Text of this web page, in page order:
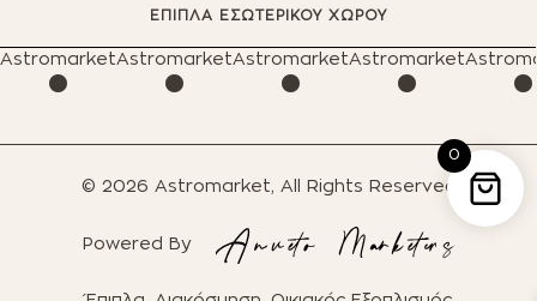
ΕΠΙΠΛΑ ΕΣΩΤΕΡΙΚΟΥ ΧΩΡΟΥ
Astromarket
· Astromarket
· Astromarket
· Astromarket
·
© 2026 Astromarket, All Rights Reserved
Powered By
0